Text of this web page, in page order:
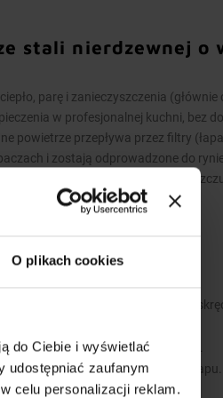
O plikach cookies
do Ciebie i wyświetlać
udostępniać zaufanym
celu personalizacji reklam.
stali nierdzewnej o
parę i zanieczyszczenia (głównie
w profesjonalnej kuchni, bez
powietrze przepływa przez filtry
i zostają odprowadzone do
umożliwia spuszczenie
wykonane są w wersji łączonej
i zawiesi umożliwiających montaż.
dodatkowe wyposażenie okapu.